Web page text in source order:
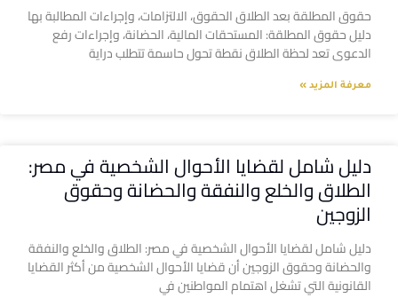
حقوق المطلقة بعد الطلاق الحقوق، الالتزامات، وإجراءات المطالبة بها
دليل حقوق المطلقة: المستحقات المالية، الحضانة، وإجراءات رفع
الدعوى تعد لحظة الطلاق نقطة تحول حاسمة تتطلب دراية
معرفة المزيد »
دليل شامل لقضايا الأحوال الشخصية في مصر:
الطلاق والخلع والنفقة والحضانة وحقوق
الزوجين
دليل شامل لقضايا الأحوال الشخصية في مصر: الطلاق والخلع والنفقة
والحضانة وحقوق الزوجين أن قضايا الأحوال الشخصية من أكثر القضايا
القانونية التي تشغل اهتمام المواطنين في